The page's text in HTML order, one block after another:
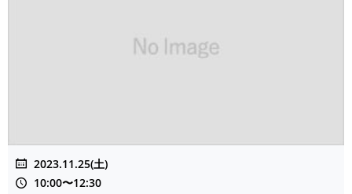
2023.11.25(土)
10:00〜12:30